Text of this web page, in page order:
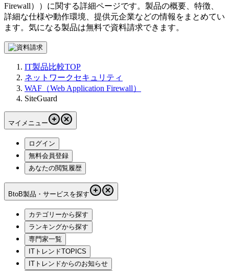
Firewall）
）に関する詳細ページです。製品の概要、特徴、
詳細な仕様や動作環境、提供元企業などの情報をまとめてい
ます。気になる製品は無料で資料請求できます。
IT製品比較TOP
ネットワークセキュリティ
WAF（Web Application Firewall）
SiteGuard
マイメニュー
ログイン
無料会員登録
あなたの閲覧履歴
BtoB製品・サービスを探す
カテゴリーから探す
ランキングから探す
専門家一覧
ITトレンドTOPICS
ITトレンドからのお知らせ